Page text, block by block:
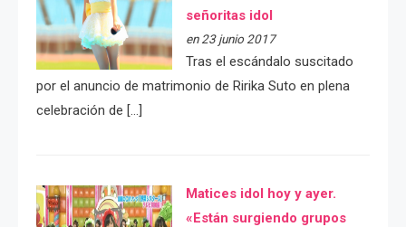
señoritas idol
en 23 junio 2017
Tras el escándalo suscitado
por el anuncio de matrimonio de Ririka Suto en plena
celebración de […]
Matices idol hoy y ayer.
«Están surgiendo grupos